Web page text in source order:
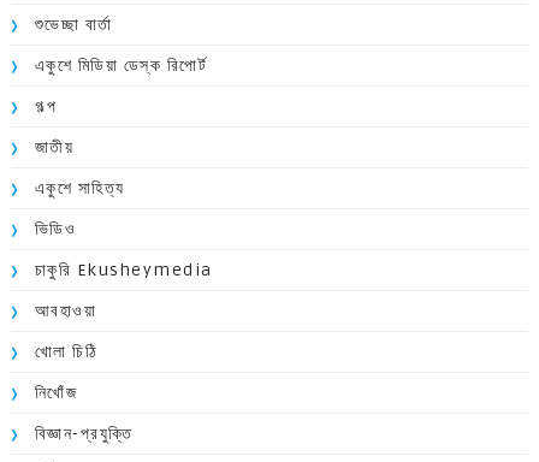
শুভেচ্ছা বার্তা
একুশে মিডিয়া ডেস্ক রিপোর্ট
গল্প
জাতীয়
একুশে সাহিত্য
ভিডিও
চাকুরি Ekusheymedia
আবহাওয়া
খোলা চিঠি
নিখোঁজ
বিজ্ঞান-প্রযুক্তি